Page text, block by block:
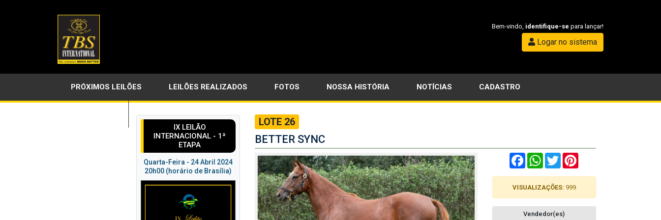
Bem-vindo, identifique-se para lançar!
Logar no sistema
PRÓXIMOS LEILÕES LEILÕES REALIZADOS FOTOS NOSSA HISTÓRIA NOTÍCIAS CADASTRO
IX LEILÃO
INTERNACIONAL - 1ª
ETAPA
Quarta-Feira - 24 Abril 2024
20h00 (horário de Brasília)
LOTE 26
BETTER SYNC
FacebookWhatsApp
Twitter
VISUALIZAÇÕES: 999
Vendedor(es)